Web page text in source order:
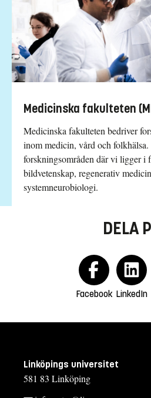
Medicinska fakulteten
Medicinska fakulteten bedriver
inom medicin, vård och folkhälsa.
forskningsområden där vi ligger i
bild­vetenskap, regenerativ
systemneurobiologi.
DELA
Facebook LinkedIn
Linköpings universitet
581 83 Linköping